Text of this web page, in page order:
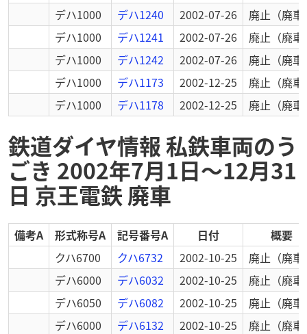
デハ1000
デハ1240 2002-07-26 廃止 （廃
デハ1000
デハ1241 2002-07-26 廃止 （廃
デハ1000
デハ1242 2002-07-26 廃止 （廃
デハ1000
デハ1173 2002-12-25 廃止 （廃
デハ1000
デハ1178 2002-12-25 廃止 （廃
鉄道ダイヤ情報 私鉄車両のう
ごき 2002年7月1日～12月31
日 京王電鉄 廃車
備考A 形式称号A 記号番号A 日付
概要
クハ6700
クハ6732 2002-10-25 廃止 （廃
デハ6000
デハ6032 2002-10-25 廃止 （廃
デハ6050
デハ6082 2002-10-25 廃止 （廃
デハ6000
デハ6132 2002-10-25 廃止 （廃